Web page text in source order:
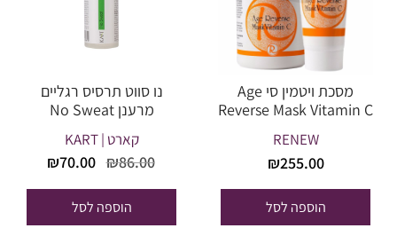
מסכת ויטמין סי Age
Reverse Mask Vitamin C
RENEW
₪255.00
הוספה לסל
נו סווט תרסיס רגליים
מרענן No Sweat
קארט | KART
₪86.00
המחיר
היה:
₪86.00.
₪70.00
הוספה לסל